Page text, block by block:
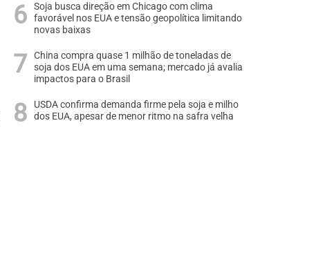
Soja busca direção em Chicago com clima
favorável nos EUA e tensão geopolítica limitando
novas baixas
China compra quase 1 milhão de toneladas de
soja dos EUA em uma semana; mercado já avalia
impactos para o Brasil
USDA confirma demanda firme pela soja e milho
dos EUA, apesar de menor ritmo na safra velha